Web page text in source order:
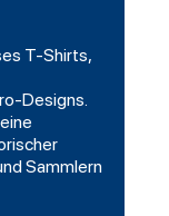
T-Shirts,
Designs.
Sammlern